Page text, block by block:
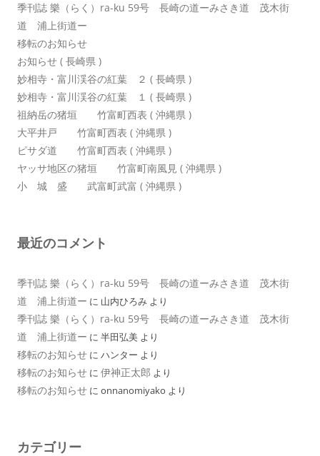
季刊誌 樂（らく）ra-ku 59号 長崎の道ーみさき道 茂木街
道 浦上街道ー
移転のお知らせ
お知らせ ( 長崎県 )
妙相寺・富川渓谷の紅葉 ２ ( 長崎県 )
妙相寺・富川渓谷の紅葉 １ ( 長崎県 )
祖納岳の猪垣 竹富町西表 ( 沖縄県 )
大平井戸 竹富町西表 ( 沖縄県 )
ピサダ道 竹富町西表 ( 沖縄県 )
ヤッサ地区の猪垣 竹富町南風見 ( 沖縄県 )
小 城 盛 武富町武富 ( 沖縄県 )
最近のコメント
季刊誌 樂（らく）ra-ku 59号 長崎の道ーみさき道 茂木街
道 浦上街道ー に 山内ひろみ より
季刊誌 樂（らく）ra-ku 59号 長崎の道ーみさき道 茂木街
道 浦上街道ー に 半田弘美 より
移転のお知らせ に ハンター より
移転のお知らせ に 伊神正太郎 より
移転のお知らせ に onnanomiyako より
カテゴリー